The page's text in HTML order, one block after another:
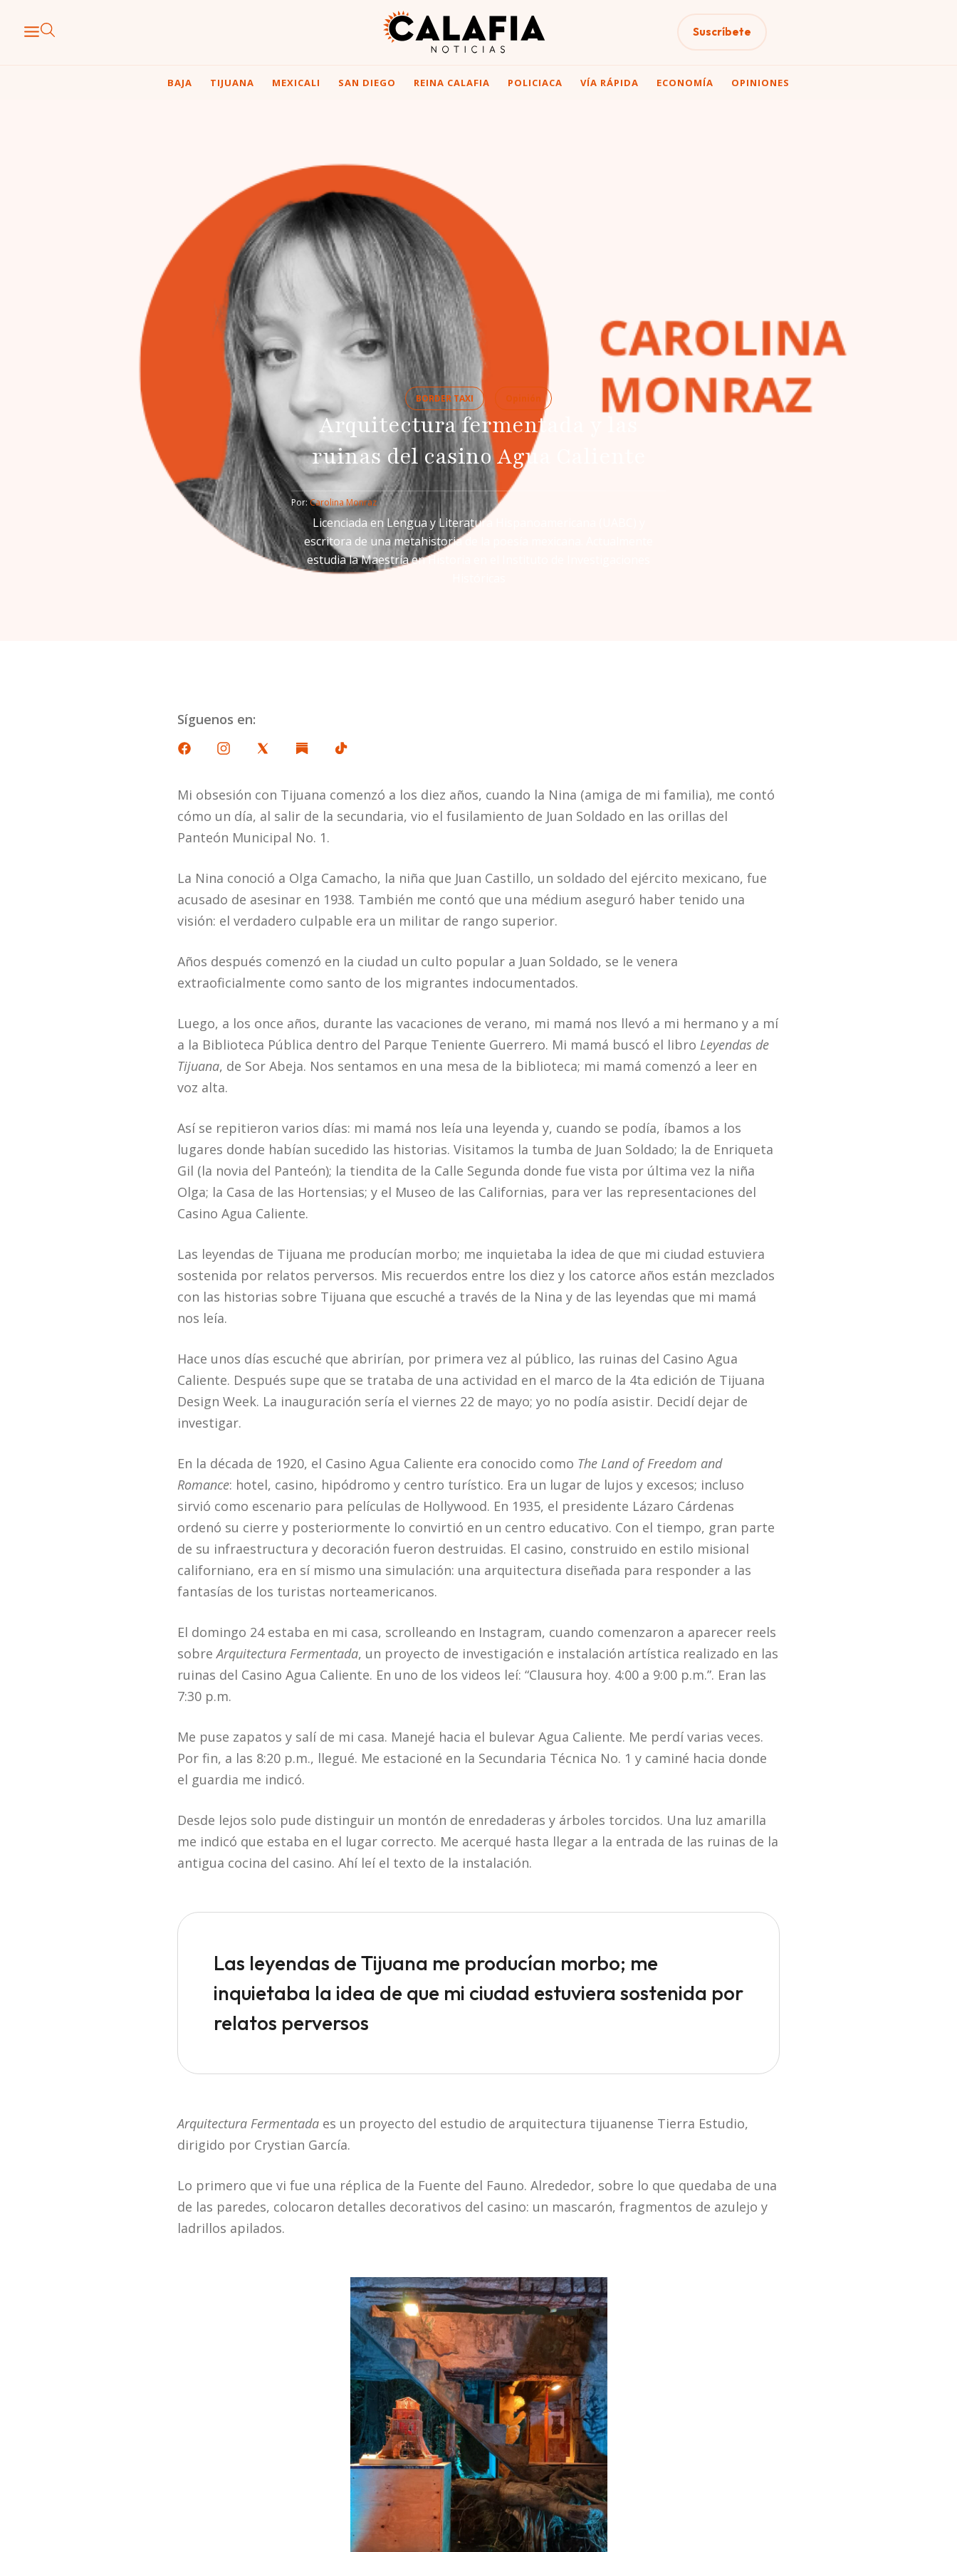
Suscríbete
BAJA TIJUANA MEXICALI SAN DIEGO REINA CALAFIA POLICIACA VÍA RÁPIDA ECONOMÍA OPINIONES
BORDER TAXI Opinión
Arquitectura fermentada y las
ruinas del casino Agua Caliente
Por: Carolina Monraz
Licenciada en Lengua y Literatura Hispanoamericana (UABC) y
escritora de una metahistoria de la poesía mexicana. Actualmente
estudia la Maestría en Historia en el Instituto de Investigaciones
Síguenos en:
Mi obsesión con Tijuana comenzó a los diez años, cuando la Nina (amiga de mi familia), me contó
cómo un día, al salir de la secundaria, vio el fusilamiento de Juan Soldado en las orillas del
Panteón Municipal No. 1.
La Nina conoció a Olga Camacho, la niña que Juan Castillo, un soldado del ejército mexicano, fue
acusado de asesinar en 1938. También me contó que una médium aseguró haber tenido una
visión: el verdadero culpable era un militar de rango superior.
Años después comenzó en la ciudad un culto popular a Juan Soldado, se le venera
extraoficialmente como santo de los migrantes indocumentados.
Luego, a los once años, durante las vacaciones de verano, mi mamá nos llevó a mi hermano y a mí
a la Biblioteca Pública dentro del Parque Teniente Guerrero. Mi mamá buscó el libro Leyendas de
Tijuana, de Sor Abeja. Nos sentamos en una mesa de la biblioteca; mi mamá comenzó a leer en
voz alta.
Así se repitieron varios días: mi mamá nos leía una leyenda y, cuando se podía, íbamos a los
lugares donde habían sucedido las historias. Visitamos la tumba de Juan Soldado; la de Enriqueta
Gil (la novia del Panteón); la tiendita de la Calle Segunda donde fue vista por última vez la niña
Olga; la Casa de las Hortensias; y el Museo de las Californias, para ver las representaciones del
Casino Agua Caliente.
Las leyendas de Tijuana me producían morbo; me inquietaba la idea de que mi ciudad estuviera
sostenida por relatos perversos. Mis recuerdos entre los diez y los catorce años están mezclados
con las historias sobre Tijuana que escuché a través de la Nina y de las leyendas que mi mamá
nos leía.
Hace unos días escuché que abrirían, por primera vez al público, las ruinas del Casino Agua
Caliente. Después supe que se trataba de una actividad en el marco de la 4ta edición de Tijuana
Design Week. La inauguración sería el viernes 22 de mayo; yo no podía asistir. Decidí dejar de
investigar.
En la década de 1920, el Casino Agua Caliente era conocido como The Land of Freedom and
Romance: hotel, casino, hipódromo y centro turístico. Era un lugar de lujos y excesos; incluso
sirvió como escenario para películas de Hollywood. En 1935, el presidente Lázaro Cárdenas
ordenó su cierre y posteriormente lo convirtió en un centro educativo. Con el tiempo, gran parte
de su infraestructura y decoración fueron destruidas. El casino, construido en estilo misional
californiano, era en sí mismo una simulación: una arquitectura diseñada para responder a las
fantasías de los turistas norteamericanos.
El domingo 24 estaba en mi casa, scrolleando en Instagram, cuando comenzaron a aparecer reels
sobreArquitectura Fermentada, un proyecto de investigación e instalación artística realizado en las
ruinas del Casino Agua Caliente. En uno de los videos leí: “Clausura hoy. 4:00 a 9:00 p.m.”. Eran las
7:30 p.m.
Me puse zapatos y salí de mi casa. Manejé hacia el bulevar Agua Caliente. Me perdí varias veces.
Por fin, a las 8:20 p.m., llegué. Me estacioné en la Secundaria Técnica No. 1 y caminé hacia donde
el guardia me indicó.
Desde lejos solo pude distinguir un montón de enredaderas y árboles torcidos. Una luz amarilla
me indicó que estaba en el lugar correcto. Me acerqué hasta llegar a la entrada de las ruinas de la
antigua cocina del casino. Ahí leí el texto de la instalación.
Las leyendas de Tijuana me producían morbo; me
inquietaba la idea de que mi ciudad estuviera sostenida por
relatos perversos
Arquitectura Fermentada es un proyecto del estudio de arquitectura tijuanense Tierra Estudio,
dirigido por Crystian García.
Lo primero que vi fue una réplica de la Fuente del Fauno. Alrededor, sobre lo que quedaba de una
de las paredes, colocaron detalles decorativos del casino: un mascarón, fragmentos de azulejo y
ladrillos apilados.